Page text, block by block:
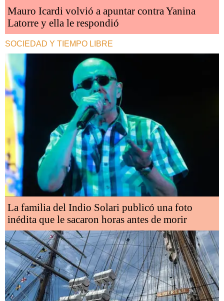
Mauro Icardi volvió a apuntar contra Yanina
Latorre y ella le respondió
SOCIEDAD Y TIEMPO LIBRE
La familia del Indio Solari publicó una foto
inédita que le sacaron horas antes de morir